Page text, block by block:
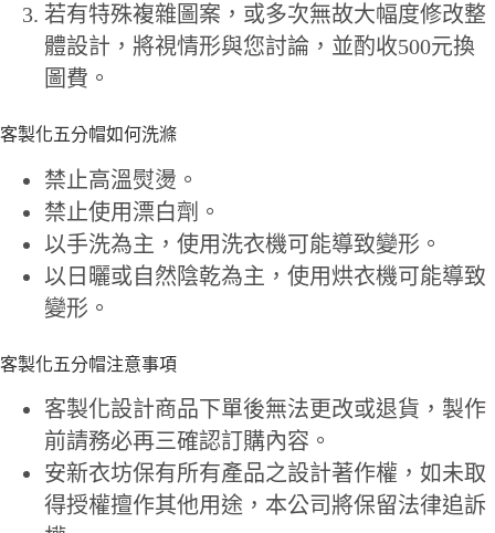
若有特殊複雜圖案，或多次無故大幅度修改整
體設計，將視情形與您討論，並酌收500元換
圖費。
客製化五分帽如何洗滌
禁止高溫熨燙。
禁止使用漂白劑。
以手洗為主，使用洗衣機可能導致變形。
以日曬或自然陰乾為主，使用烘衣機可能導致
變形。
客製化五分帽注意事項
客製化設計商品下單後無法更改或退貨，製作
前請務必再三確認訂購內容。
安新衣坊保有所有產品之設計著作權，如未取
得授權擅作其他用途，本公司將保留法律追訴